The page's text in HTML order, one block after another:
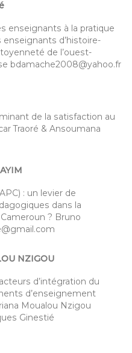
enseignants à la pratique
enseignants d’histoire-
de l’ouest-
bdamache2008@yahoo.fr
de la satisfaction au
Traoré & Ansoumana
: un levier de
dans la
? Bruno
NZIGOU
d’intégration du
d’enseignement
Moualou Nzigou
Ginestié